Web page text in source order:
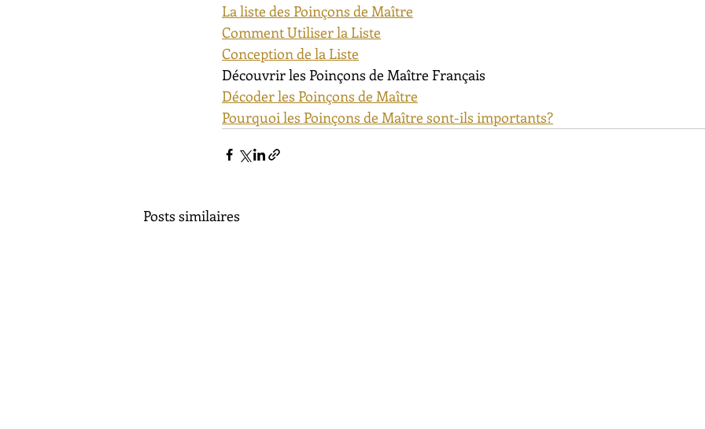
La liste des Poinçons de Maître
Comment Utiliser la Liste
Conception de la Liste
Découvrir les Poinçons de Maître Français
Décoder les Poinçons de Maître
Pourquoi les Poinçons de Maître sont-ils importants?
Posts similaires